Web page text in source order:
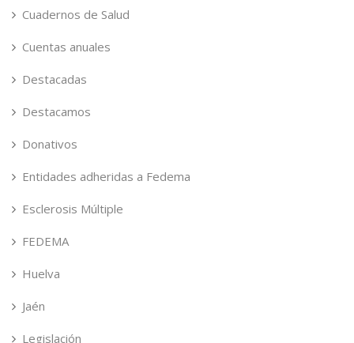
Cuadernos de Salud
Cuentas anuales
Destacadas
Destacamos
Donativos
Entidades adheridas a Fedema
Esclerosis Múltiple
FEDEMA
Huelva
Jaén
Legislación